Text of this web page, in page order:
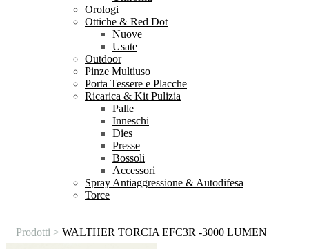
Orologi
Ottiche & Red Dot
Nuove
Usate
Outdoor
Pinze Multiuso
Porta Tessere e Placche
Ricarica & Kit Pulizia
Palle
Inneschi
Dies
Presse
Bossoli
Accessori
Spray Antiaggressione & Autodifesa
Torce
Prodotti > WALTHER TORCIA EFC3R -3000 LUMEN